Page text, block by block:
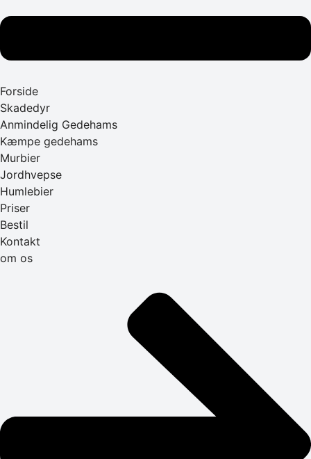
Forside
Skadedyr
Anmindelig Gedehams
Kæmpe gedehams
Murbier
Jordhvepse
Humlebier
Priser
Bestil
Kontakt
om os